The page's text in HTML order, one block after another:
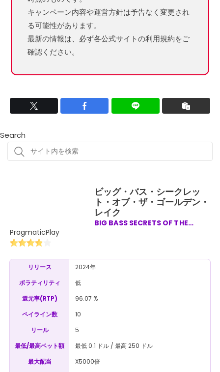
キャンペーン内容や運営方針は予告なく変更され
る可能性があります。
最新の情報は、必ず各公式サイトの利用規約をご
確認ください。
Search
ビッグ・バス・シークレッ
ト・オブ・ザ・ゴールデン・
レイク
BIG BASS SECRETS OF THE
PragmaticPlay
リリース 2024年
ボラティリティ 低
還元率(RTP) 96.07 %
ペイライン数 10
リール 5
最低/最高ベット額 最低 0.1 ドル / 最高 250 ドル
最大配当 X5000倍